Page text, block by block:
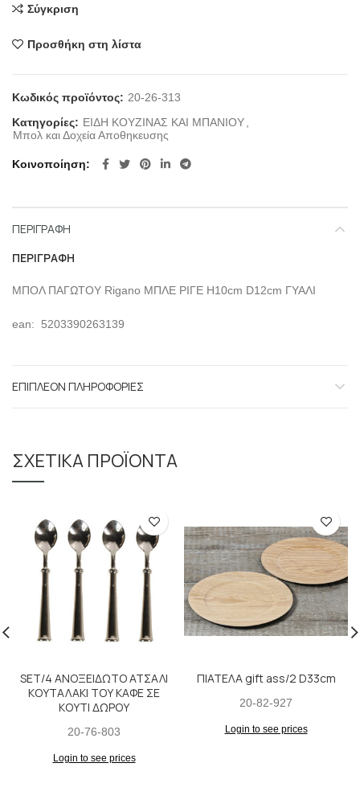
Σύγκριση
Προσθήκη στη λίστα
Κωδικός προϊόντος: 20-26-313
Κατηγορίες: ΕΙΔΗ ΚΟΥΖΙΝΑΣ ΚΑΙ ΜΠΑΝΙΟΥ
Μπολ και Δοχεία Αποθηκευσης
Κοινοποίηση
ΠΕΡΙΓΡΑΦΉ
ΠΕΡΙΓΡΑΦΉ
ΜΠΟΛ ΠΑΓΩΤΟΥ Rigano ΜΠΛΕ ΡΙΓΕ H10cm D12cm ΓΥΑΛΙ
ean: 5203390263139
ΕΠΙΠΛΈΟΝ ΠΛΗΡΟΦΟΡΊΕΣ
ΣΧΕΤΙΚΆ ΠΡΟΪΌΝΤΑ
SET/4 ΑΝΟΞΕΙΔΩΤΟ ΑΤΣΑΛΙ
ΚΟΥΤΑΛΑΚΙ ΤΟΥ ΚΑΦΕ ΣΕ
ΚΟΥΤΙ ΔΩΡΟΥ
20-76-803
Login to see prices
ΠΙΑΤΕΛΑ gift ass/2 D33cm
20-82-927
Login to see prices